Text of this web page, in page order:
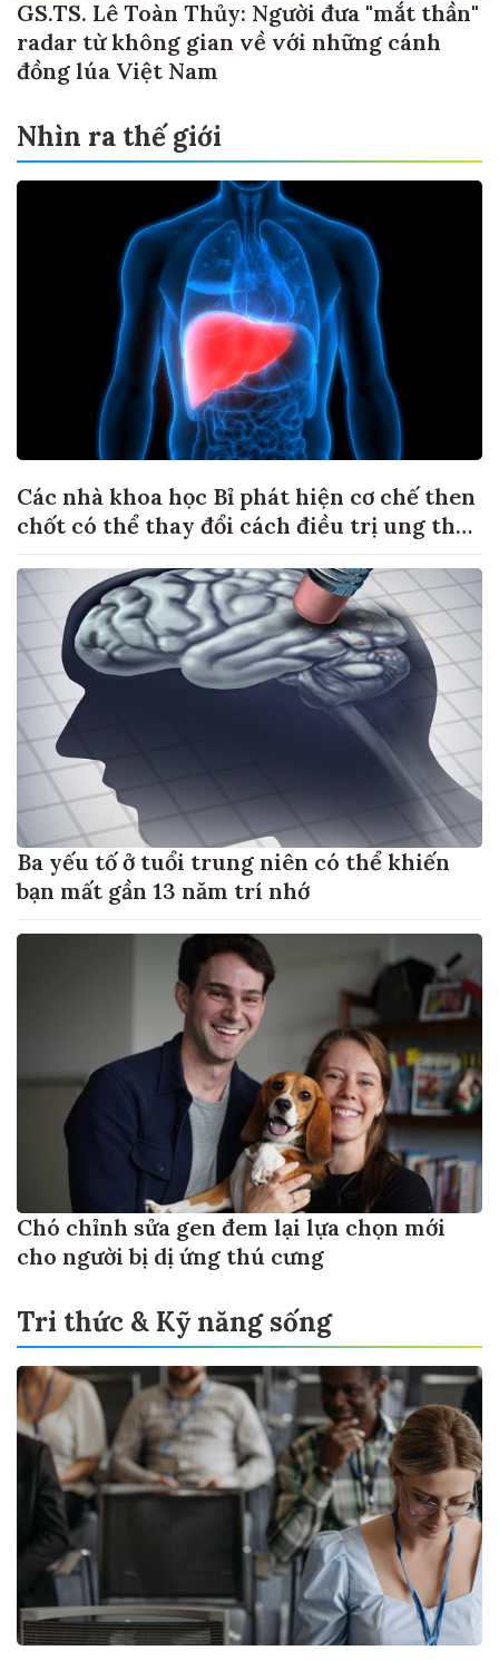
GS.TS. Lê Toàn Thủy: Người đưa "mắt thần"
radar từ không gian về với những cánh
đồng lúa Việt Nam
Nhìn ra thế giới
Các nhà khoa học Bỉ phát hiện cơ chế then
chốt có thể thay đổi cách điều trị ung thư
Ba yếu tố ở tuổi trung niên có thể khiến
bạn mất gần 13 năm trí nhớ
Chó chỉnh sửa gen đem lại lựa chọn mới
cho người bị dị ứng thú cưng
Tri thức & Kỹ năng sống